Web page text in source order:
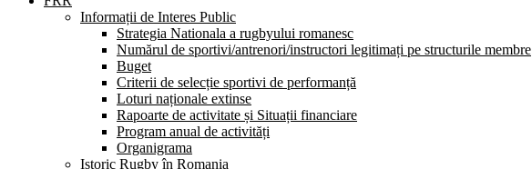
Informații de Interes Public
Strategia Nationala a rugbyului romanesc
Numărul de sportivi/antrenori/instructori legitimați pe structurile membre
Buget
Criterii de selecție sportivi de performanță
Loturi naționale extinse
Rapoarte de activitate și Situații financiare
Program anual de activități
Organigrama
Istoric Rugby în Romania